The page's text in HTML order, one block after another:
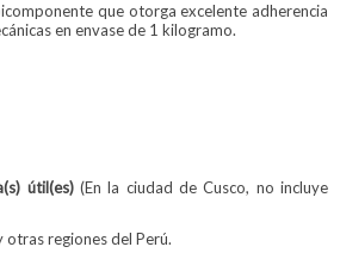
que otorga excelente adherencia
en envase de 1 kilogramo.
útil(es) (En la ciudad de Cusco, no incluye
otras regiones del Perú.